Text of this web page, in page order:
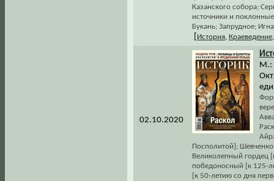
Казанского собора;
источники и
Букань; Запрудное;
История Краеведение
02.10.2020
М.:
Посполитой]; Шевченко
Великолепный гордец
победоносный [к 125-
[к 50-летию со дня